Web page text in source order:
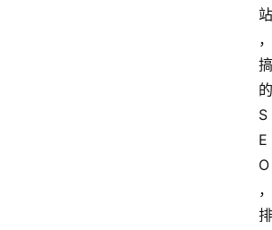
站
，
搞
的
S
E
O
，
排